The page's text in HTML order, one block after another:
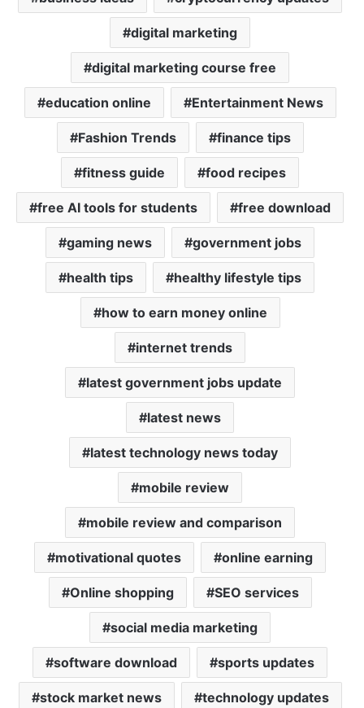
p
k
digital marketing
digital marketing course free
education online Entertainment News
Fashion Trends finance tips
fitness guide food recipes
free AI tools for students free download
gaming news government jobs
health tips healthy lifestyle tips
how to earn money online
internet trends
latest government jobs update
latest news
latest technology news today
mobile review
mobile review and comparison
motivational quotes online earning
Online shopping SEO services
social media marketing
software download sports updates
stock market news technology updates